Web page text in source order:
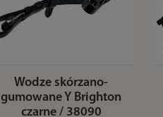
Wodze skórzano-
gumowane Y Brighton
czarne / 38090